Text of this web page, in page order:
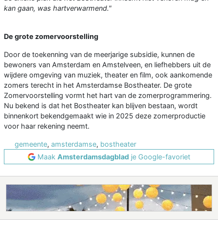
kan gaan, was hartverwarmend."
De grote zomervoorstelling
Door de toekenning van de meerjarige subsidie, kunnen de
bewoners van Amsterdam en Amstelveen, en liefhebbers uit de
wijdere omgeving van muziek, theater en film, ook aankomende
zomers terecht in het Amsterdamse Bostheater. De grote
Zomervoorstelling vormt het hart van de zomerprogrammering.
Nu bekend is dat het Bostheater kan blijven bestaan, wordt
binnenkort bekendgemaakt wie in 2025 deze zomerproductie
voor haar rekening neemt.
gemeente, amsterdamse, bostheater
Maak Amsterdamsdagblad je Google-favoriet